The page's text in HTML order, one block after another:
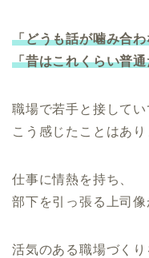
「どうも話が噛み合
「昔はこれくらい普
職場で若手と接してい
こう感じたことはあり
仕事に情熱を持ち、
部下を引っ張る上司像
活気のある職場づくり